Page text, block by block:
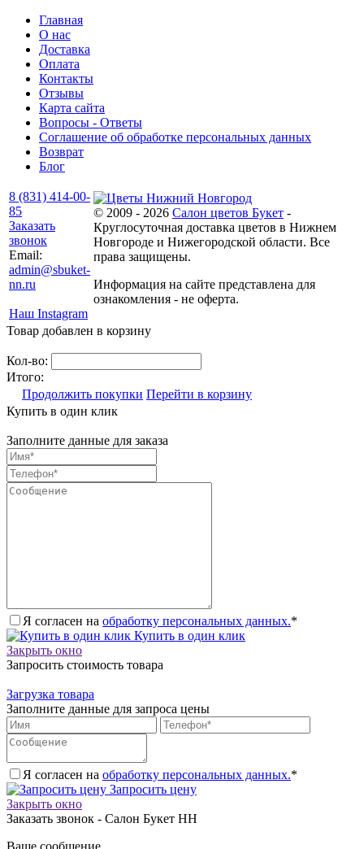
Главная
О нас
Доставка
Оплата
Контакты
Отзывы
Карта сайта
Вопросы - Ответы
Соглашение об обработке персональных данных
Возврат
Блог
8 (831) 414-00-
85
Заказать
звонок
Email:
admin@sbuket-
nn.ru
Наш Instagram
© 2009 - 2026 Салон цветов Букет -
Круглосуточная доставка цветов в Нижнем
Новгороде и Нижегородской области. Все
права защищены.
Информация на сайте представлена для
ознакомления - не оферта.
Товар добавлен в корзину
Кол-во:
Итого:
Продолжить покупки Перейти в корзину
Купить в один клик
Заполните данные для заказа
Я согласен на обработку персональных данных.*
Купить в один клик
Закрыть окно
Запросить стоимость товара
Загрузка товара
Заполните данные для запроса цены
Я согласен на обработку персональных данных.*
Запросить цену
Закрыть окно
Заказать звонок - Салон Букет НН
Ваше сообщение